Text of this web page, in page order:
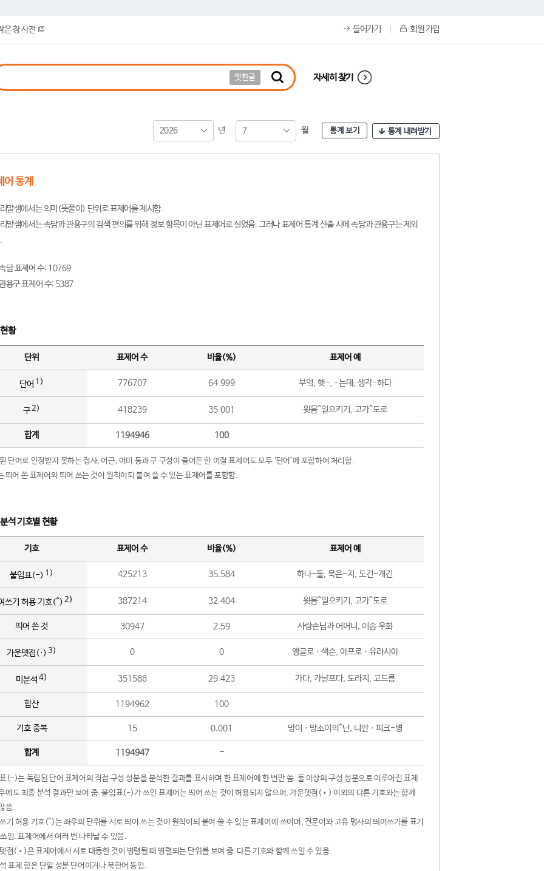
은 창 사전 들어가기 회원 가입
옛한글 자세히 찾기
2026 년 7 월 통계 보기 통계 내려받기
어 통계
말샘에서는 의미(뜻풀이) 단위로 표제어를 제시함.
말샘에서는 속담과 관용구의 검색 편의를 위해 정보 항목이 아닌 표제어로 실었음. 그러나 표제어 통계 산출 시에 속담과 관용구는 제외
담 표제어 수: 10769
용구 표제어 수: 5387
황
단위 표제어 수 비율(%) 표제어 예
단어 1) 776707 64.999 부엌, 햇-, -는데, 생각-하다
구2) 418239 35.001 윗몸^일으키기, 고가^도로
합계 1194946 100
단어로 인정받지 못하는 접사, 어근, 어미 등과 구 구성이 줄어든 한 어절 표제어도 모두 ‘단어’에 포함하여 처리함.
띄어 쓴 표제어와 띄어 쓰는 것이 원칙이되 붙여 쓸 수 있는 표제어를 포함함.
석 기호별 현황
기호 표제어 수 비율(%) 표제어 예
붙임표(-) 1) 425213 35.584 하나-둘, 묵은-지, 도긴-개긴
쓰기 허용 기호(^) 2) 387214 32.404 윗몸^일으키기, 고가^도로
띄어 쓴 것 30947 2.59 사랑손님과 어머니, 이솝 우화
가운뎃점(·) 3) 0 0 앵글로ㆍ색슨, 아프로ㆍ유라시아
미분석 4) 351588 29.423 가다, 가냘프다, 도라지, 고드름
합산 1194962 100
기호 중복 15 0.001 망이ㆍ망소이의^난, 니만ㆍ피크-병
합계 1194947 -
(-)는 독립된 단어 표제어의 직접 구성 성분을 분석한 결과를 표시하며 한 표제어에 한 번만 씀. 둘 이상의 구성 성분으로 이루어진 표제
에도 최종 분석 결과만 보여 줌. 붙임표(-)가 쓰인 표제어는 띄어 쓰는 것이 허용되지 않으며, 가운뎃점(•) 이외의 다른 기호와는 함께
음.
기 허용 기호(^)는 좌우의 단위를 서로 띄어 쓰는 것이 원칙이되 붙여 쓸 수 있는 표제어에 쓰이며, 전문어와 고유 명사의 띄어쓰기를 표기
임. 표제어에서 여러 번 나타날 수 있음.
점(•)은 표제어에서 서로 대등한 것이 병렬될 때 병렬되는 단위를 보여 줌. 다른 기호와 함께 쓰일 수 있음.
표제 항은 단일 성분 단어이거나 북한어 등임.